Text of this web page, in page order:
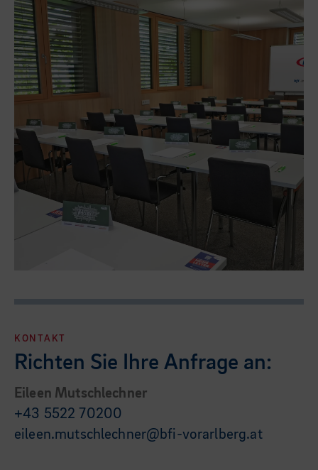
KONTAKT
Richten Sie Ihre Anfrage an:
Eileen Mutschlechner
+43 5522 70200
eileen.mutschlechner@bfi-vorarlberg.at